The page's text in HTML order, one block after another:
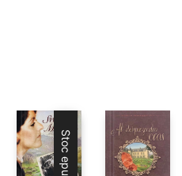
Stoc epuizat